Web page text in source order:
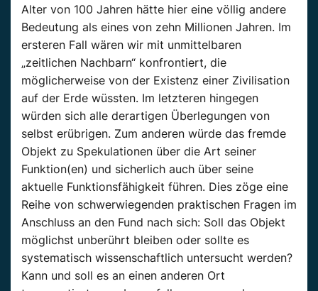
Alter von 100 Jahren hätte hier eine völlig andere
Bedeutung als eines von zehn Millionen Jahren. Im
ersteren Fall wären wir mit unmittelbaren
„zeitlichen Nachbarn“ konfrontiert, die
möglicherweise von der Existenz einer Zivilisation
auf der Erde wüssten. Im letzteren hingegen
würden sich alle derartigen Überlegungen von
selbst erübrigen. Zum anderen würde das fremde
Objekt zu Spekulationen über die Art seiner
Funktion(en) und sicherlich auch über seine
aktuelle Funktionsfähigkeit führen. Dies zöge eine
Reihe von schwerwiegenden praktischen Fragen im
Anschluss an den Fund nach sich: Soll das Objekt
möglichst unberührt bleiben oder sollte es
systematisch wissenschaftlich untersucht werden?
Kann und soll es an einen anderen Ort